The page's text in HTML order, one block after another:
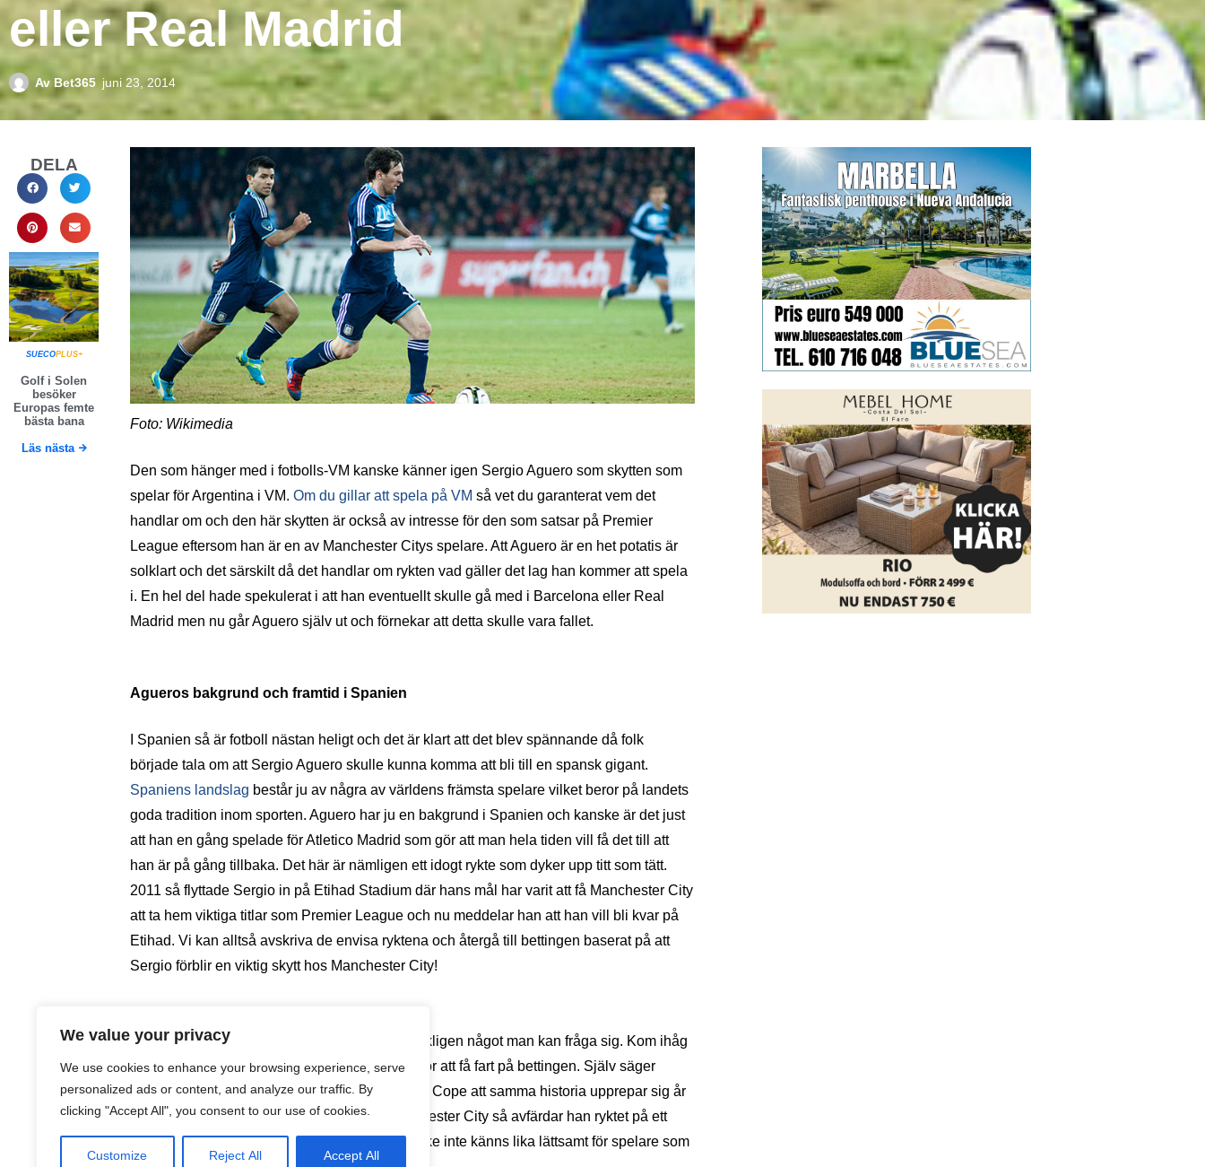
We value your privacy
We use cookies to enhance your browsing experience, serve
personalized ads or content, and analyze our traffic. By
clicking "Accept All", you consent to our use of cookies.
Customize Reject All Accept All
eller Real Madrid
Av Bet365 juni 23, 2014
DELA
SUECOPLUS+
Golf i Solen
besöker
Europas femte
bästa bana
Läs nästa
Foto: Wikimedia
Den som hänger med i fotbolls-VM kanske känner igen Sergio Aguero som skytten som
spelar för Argentina i VM. Om du gillar att spela på VM så vet du garanterat vem det
handlar om och den här skytten är också av intresse för den som satsar på Premier
League eftersom han är en av Manchester Citys spelare. Att Aguero är en het potatis är
solklart och det särskilt då det handlar om rykten vad gäller det lag han kommer att spela
i. En hel del hade spekulerat i att han eventuellt skulle gå med i Barcelona eller Real
Madrid men nu går Aguero själv ut och förnekar att detta skulle vara fallet.
Agueros bakgrund och framtid i Spanien
I Spanien så är fotboll nästan heligt och det är klart att det blev spännande då folk
började tala om att Sergio Aguero skulle kunna komma att bli till en spansk gigant.
Spaniens landslag består ju av några av världens främsta spelare vilket beror på landets
goda tradition inom sporten. Aguero har ju en bakgrund i Spanien och kanske är det just
att han en gång spelade för Atletico Madrid som gör att man hela tiden vill få det till att
han är på gång tillbaka. Det här är nämligen ett idogt rykte som dyker upp titt som tätt.
2011 så flyttade Sergio in på Etihad Stadium där hans mål har varit att få Manchester City
att ta hem viktiga titlar som Premier League och nu meddelar han att han vill bli kvar på
Etihad. Vi kan alltså avskriva de envisa ryktena och återgå till bettingen baserat på att
Sergio förblir en viktig skytt hos Manchester City!
Var kommer då de här ryktena ifrån? Det är verkligen något man kan fråga sig. Kom ihåg
att det finns de som gärna vill röra om i grytan för att få fart på bettingen. Själv säger
Aguero till den spanska radiostationen Cadena Cope att samma historia upprepar sig år
efter år. I och med att han är så nöjd hos Manchester City så avfärdar han ryktet på ett
glatt sätt men man kan ju tänka sig att det kanske inte känns lika lättsamt för spelare som